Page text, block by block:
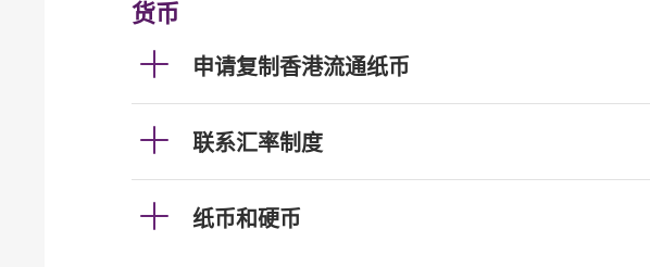
货币
申请复制香港流通纸币
联系汇率制度
纸币和硬币